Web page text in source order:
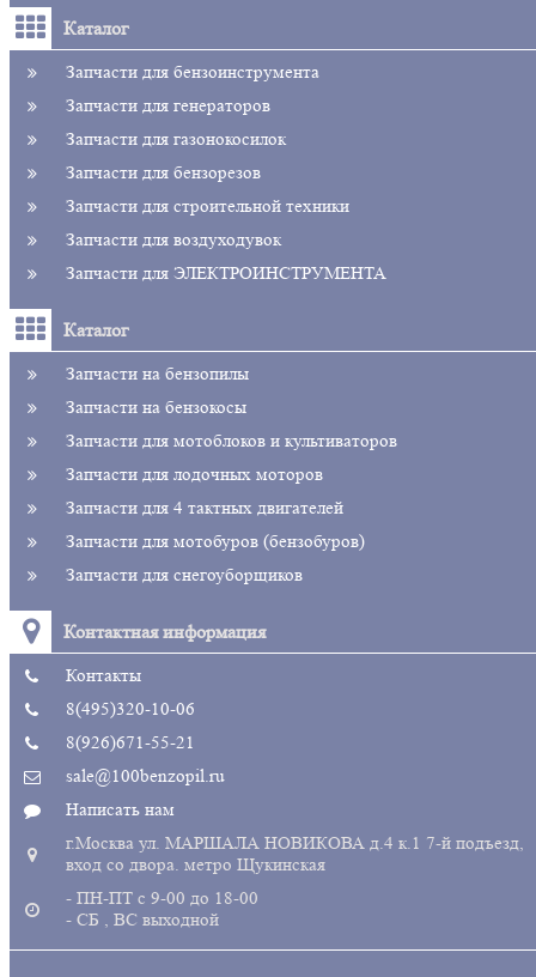
Каталог
Запчасти для бензоинструмента
Запчасти для генераторов
Запчасти для газонокосилок
Запчасти для бензорезов
Запчасти для строительной техники
Запчасти для воздуходувок
Запчасти для ЭЛЕКТРОИНСТРУМЕНТА
Каталог
Запчасти на бензопилы
Запчасти на бензокосы
Запчасти для мотоблоков и культиваторов
Запчасти для лодочных моторов
Запчасти для 4 тактных двигателей
Запчасти для мотобуров (бензобуров)
Запчасти для снегоуборщиков
Контактная информация
Контакты
8(495)320-10-06
8(926)671-55-21
sale@100benzopil.ru
Написать нам
г.Москва ул. МАРШАЛА НОВИКОВА д.4 к.1 7-й подъезд,
вход со двора. метро Щукинская
- ПН-ПТ с 9-00 до 18-00
- СБ , ВС выходной